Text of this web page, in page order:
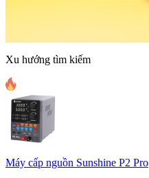
Xu hướng tìm kiếm
Máy cấp nguồn Sunshine P2 Pro